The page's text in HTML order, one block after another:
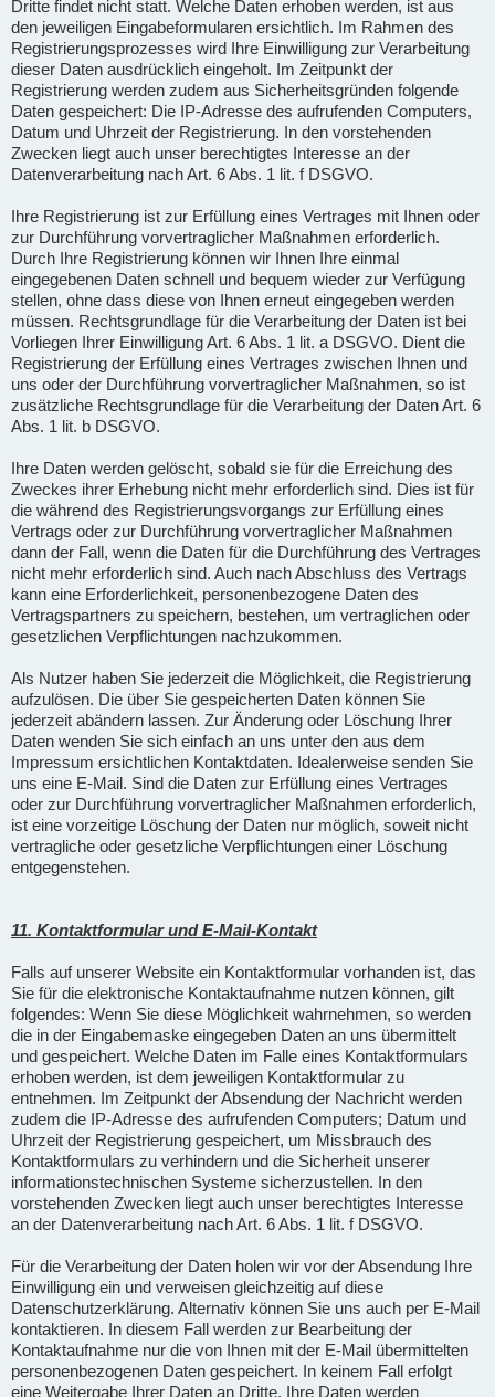
Dritte findet nicht statt. Welche Daten erhoben werden, ist aus
den jeweiligen Eingabeformularen ersichtlich. Im Rahmen des
Registrierungsprozesses wird Ihre Einwilligung zur Verarbeitung
dieser Daten ausdrücklich eingeholt. Im Zeitpunkt der
Registrierung werden zudem aus Sicherheitsgründen folgende
Daten gespeichert: Die IP-Adresse des aufrufenden Computers,
Datum und Uhrzeit der Registrierung. In den vorstehenden
Zwecken liegt auch unser berechtigtes Interesse an der
Datenverarbeitung nach Art. 6 Abs. 1 lit. f DSGVO.
Ihre Registrierung ist zur Erfüllung eines Vertrages mit Ihnen oder
zur Durchführung vorvertraglicher Maßnahmen erforderlich.
Durch Ihre Registrierung können wir Ihnen Ihre einmal
eingegebenen Daten schnell und bequem wieder zur Verfügung
stellen, ohne dass diese von Ihnen erneut eingegeben werden
müssen. Rechtsgrundlage für die Verarbeitung der Daten ist bei
Vorliegen Ihrer Einwilligung Art. 6 Abs. 1 lit. a DSGVO. Dient die
Registrierung der Erfüllung eines Vertrages zwischen Ihnen und
uns oder der Durchführung vorvertraglicher Maßnahmen, so ist
zusätzliche Rechtsgrundlage für die Verarbeitung der Daten Art. 6
Abs. 1 lit. b DSGVO.
Ihre Daten werden gelöscht, sobald sie für die Erreichung des
Zweckes ihrer Erhebung nicht mehr erforderlich sind. Dies ist für
die während des Registrierungsvorgangs zur Erfüllung eines
Vertrags oder zur Durchführung vorvertraglicher Maßnahmen
dann der Fall, wenn die Daten für die Durchführung des Vertrages
nicht mehr erforderlich sind. Auch nach Abschluss des Vertrags
kann eine Erforderlichkeit, personenbezogene Daten des
Vertragspartners zu speichern, bestehen, um vertraglichen oder
gesetzlichen Verpflichtungen nachzukommen.
Als Nutzer haben Sie jederzeit die Möglichkeit, die Registrierung
aufzulösen. Die über Sie gespeicherten Daten können Sie
jederzeit abändern lassen. Zur Änderung oder Löschung Ihrer
Daten wenden Sie sich einfach an uns unter den aus dem
Impressum ersichtlichen Kontaktdaten. Idealerweise senden Sie
uns eine E-Mail. Sind die Daten zur Erfüllung eines Vertrages
oder zur Durchführung vorvertraglicher Maßnahmen erforderlich,
ist eine vorzeitige Löschung der Daten nur möglich, soweit nicht
vertragliche oder gesetzliche Verpflichtungen einer Löschung
entgegenstehen.
11. Kontaktformular und E-Mail-Kontakt
Falls auf unserer Website ein Kontaktformular vorhanden ist, das
Sie für die elektronische Kontaktaufnahme nutzen können, gilt
folgendes: Wenn Sie diese Möglichkeit wahrnehmen, so werden
die in der Eingabemaske eingegeben Daten an uns übermittelt
und gespeichert. Welche Daten im Falle eines Kontaktformulars
erhoben werden, ist dem jeweiligen Kontaktformular zu
entnehmen. Im Zeitpunkt der Absendung der Nachricht werden
zudem die IP-Adresse des aufrufenden Computers; Datum und
Uhrzeit der Registrierung gespeichert, um Missbrauch des
Kontaktformulars zu verhindern und die Sicherheit unserer
informationstechnischen Systeme sicherzustellen. In den
vorstehenden Zwecken liegt auch unser berechtigtes Interesse
an der Datenverarbeitung nach Art. 6 Abs. 1 lit. f DSGVO.
Für die Verarbeitung der Daten holen wir vor der Absendung Ihre
Einwilligung ein und verweisen gleichzeitig auf diese
Datenschutzerklärung. Alternativ können Sie uns auch per E-Mail
kontaktieren. In diesem Fall werden zur Bearbeitung der
Kontaktaufnahme nur die von Ihnen mit der E-Mail übermittelten
personenbezogenen Daten gespeichert. In keinem Fall erfolgt
eine Weitergabe Ihrer Daten an Dritte. Ihre Daten werden